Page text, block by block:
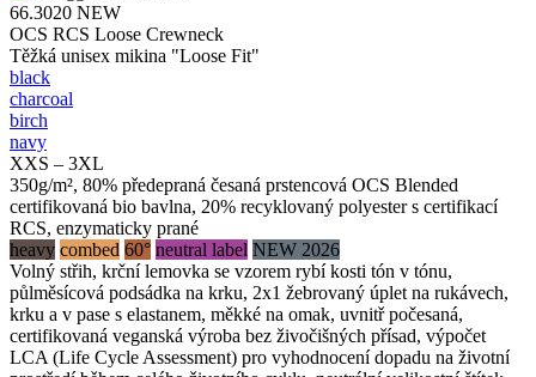
66.3020 NEW
OCS RCS Loose Crewneck
Těžká unisex mikina "Loose Fit"
black
charcoal
birch
navy
XXS – 3XL
350g/m², 80% předepraná česaná prstencová OCS Blended
certifikovaná bio bavlna, 20% recyklovaný polyester s certifikací
RCS, enzymaticky prané
heavy combed 60° neutral label NEW 2026
Volný střih, krční lemovka se vzorem rybí kosti tón v tónu,
půlměsícová podsádka na krku, 2x1 žebrovaný úplet na rukávech,
krku a v pase s elastanem, měkké na omak, uvnitř počesaná,
certifikovaná veganská výroba bez živočišných přísad, výpočet
LCA (Life Cycle Assessment) pro vyhodnocení dopadu na životní